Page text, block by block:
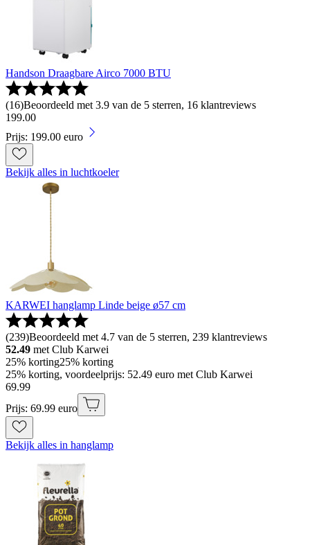
Handson Draagbare Airco 7000 BTU
(16)Beoordeeld met 3.9 van de 5 sterren, 16 klantreviews
199.00
Prijs: 199.00 euro
Bekijk alles in luchtkoeler
KARWEI hanglamp Linde beige ø57 cm
(239)Beoordeeld met 4.7 van de 5 sterren, 239 klantreviews
52.49 met Club Karwei
25% korting25% korting
25% korting, voordeelprijs: 52.49 euro met Club Karwei
69.99
Prijs: 69.99 euro
Bekijk alles in hanglamp